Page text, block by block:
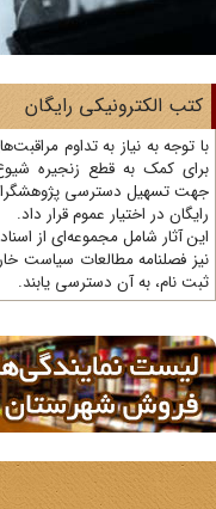
الکترونیکی رایگان
کمک به قطع زنجیره
تسهیل دسترسی پژوهشگران
در اختیار عموم قرار داد.
آثار شامل مجموعه‌ای از
فصلنامه مطالعات سیاست
نام، به آن دسترسی یابند.